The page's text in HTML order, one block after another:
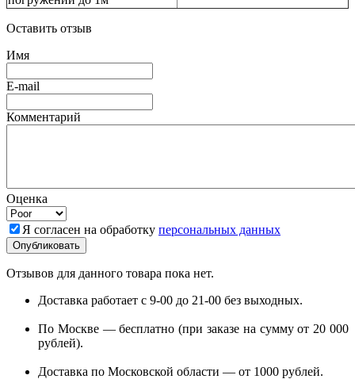
Оставить отзыв
Имя
E-mail
Комментарий
Оценка
Я согласен на обработку персональных данных
Отзывов для данного товара пока нет.
Доставка работает с 9-00 до 21-00 без выходных.
По Москве — бесплатно (при заказе на сумму от 20 000
рублей).
Доставка по Московской области — от 1000 рублей.